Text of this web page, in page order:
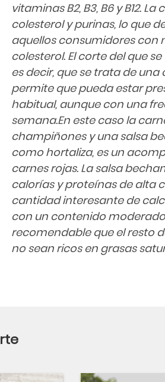
vitaminas B2, B3, B6 y B12.
colesterol y purinas, lo que
aquellos consumidores con
colesterol. El corte del que
es decir, que se trata de
permite que pueda estar
habitual, aunque con una
semana.En este caso la
champiñones y una salsa
como hortaliza, es un
carnes rojas. La salsa
calorías y proteínas de alta
cantidad interesante de
con un contenido
recomendable que el resto
no sean ricos en grasas